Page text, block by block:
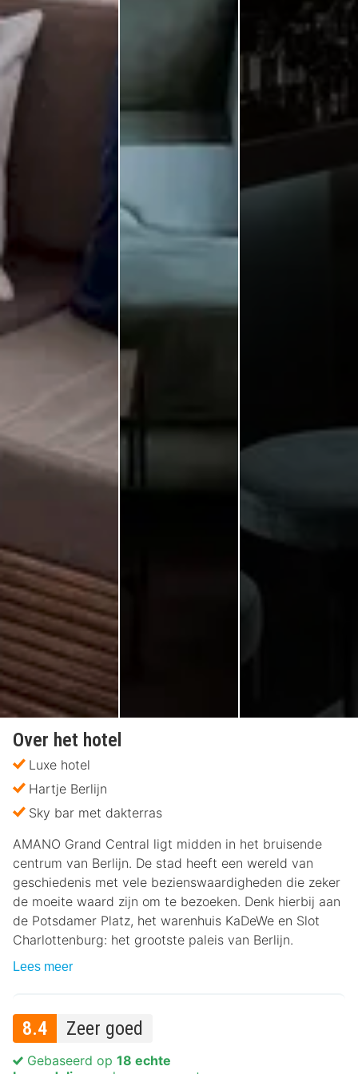
Over het hotel
Luxe hotel
Hartje Berlijn
Sky bar met dakterras
AMANO Grand Central ligt midden in het bruisende
centrum van Berlijn. De stad heeft een wereld van
geschiedenis met vele bezienswaardigheden die zeker
de moeite waard zijn om te bezoeken. Denk hierbij aan
de Potsdamer Platz, het warenhuis KaDeWe en Slot
Charlottenburg: het grootste paleis van Berlijn.
Lees meer
8.4 Zeer goed
Gebaseerd op 18 echte